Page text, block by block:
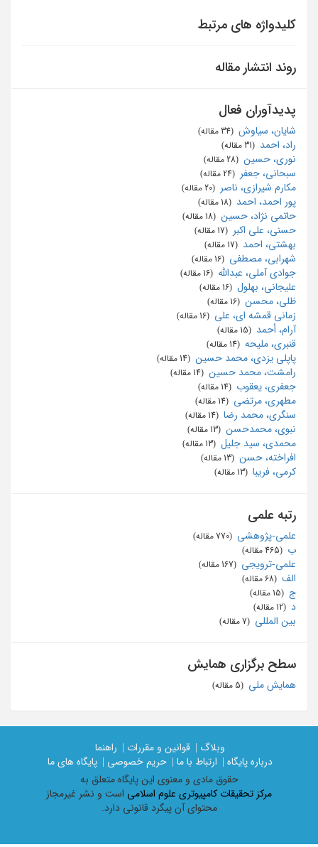
کلیدواژه های مرتبط
روند انتشار مقاله
پدیدآوران فعال
شایان، سیاوش
راد، احمد
نوری، حسین
سبحانی، جعفر
مکارم شیرازی، ناصر
پور احمد، احمد
حاتمی نژاد، حسین
حسنی، علی اکبر
بهشتی، احمد
شهرابی، مصطفی
جوادی آملی، عبدالله
علیجانی، بهلول
ظلی، محسن
زمانی قمشه ای، علی
آرام، أحمد
قنبری، ملیحه
پاپلی یزدی، محمد حسین
رامشت، محمد حسین
جعفری، یعقوب
مطهری، مرتضی
سنگری، محمد رضا
نبوی، محمدحسن
محمدی، سید جلیل
افراخته، حسن
کرمی، فریبا
رتبه علمی
علمی-پژوهشی
ب
علمی-ترویجی
الف
ج
د
بین المللی
سطح برگزاری همایش
همایش ملی
وبلاگ | قوانین و مقررات |
راهنما
درباره پایگاه |
ارتباط با ما | حریم خصوصی |
پایگاه های ما
حقوق مادی و معنوی اين پايگاه متعلق به
مرکز تحقیقات کامپیوتری علوم اسلامی است و نشر غیرمجاز
محتوای آن پیگرد قانونی دارد.